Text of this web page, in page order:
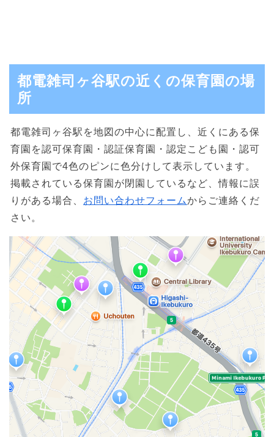
都電雑司ヶ谷駅の近くの保育園の場
所
都電雑司ヶ谷駅を地図の中心に配置し、近くにある保
育園を認可保育園・認証保育園・認定こども園・認可
外保育園で4色のピンに色分けして表示しています。
掲載されている保育園が閉園しているなど、情報に誤
りがある場合、 お問い合わせフォームからご連絡くだ
さい。